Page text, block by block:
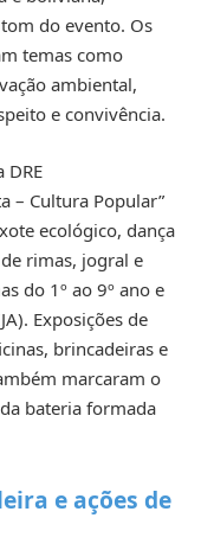
do evento. Os
temas como
ambiental,
e convivência.
DRE
– Cultura Popular”
ecológico, dança
rimas, jogral e
do 1º ao 9º ano e
Exposições de
brincadeiras e
marcaram o
bateria formada
e ações de